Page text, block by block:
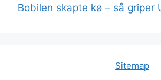
Bobilen skapte kø – så griper
Sitemap